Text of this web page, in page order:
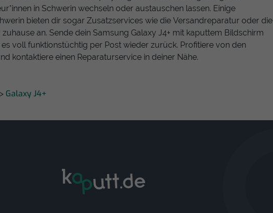
in Schwerin wechseln oder austauschen lassen. Einige
bieten dir sogar Zusatzservices wie die Versandreparatur oder die
an. Sende dein Samsung Galaxy J4+ mit kaputtem Bildschirm
voll funktionstüchtig per Post wieder zurück. Profitiere von den
kontaktiere einen Reparaturservice in deiner Nähe.
> Galaxy J4+